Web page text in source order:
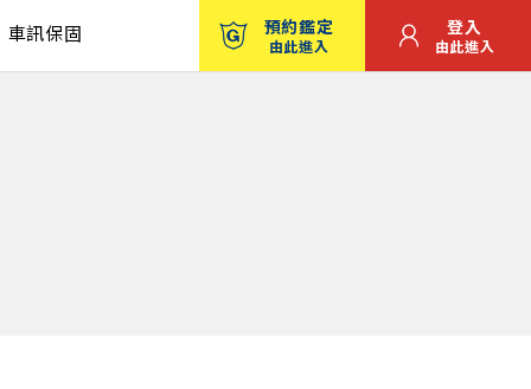
車訊保固 預約鑑定
由此進入
登入
由此進入